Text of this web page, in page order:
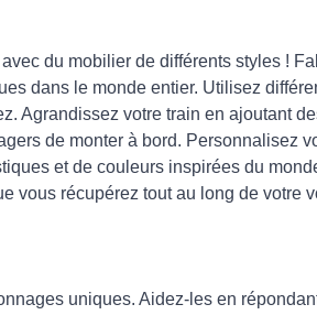
du mobilier de différents styles !
dans le monde entier. Utilisez
Agrandissez votre train en ajoutant
de monter à bord. Personnalisez
et de couleurs inspirées du
vous récupérez tout au long de votre
uniques. Aidez-les en